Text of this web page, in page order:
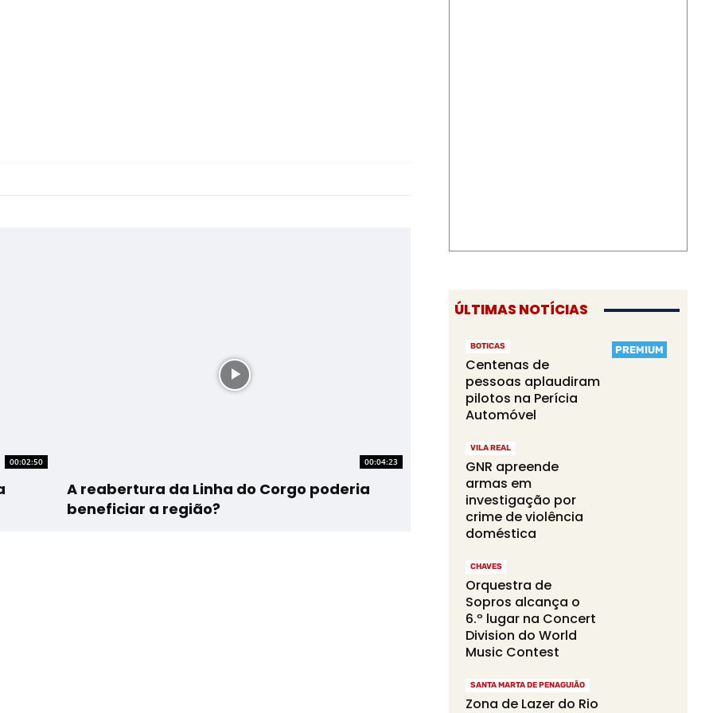
00:02:50 00:04:23
A reabertura da Linha do Corgo poderia
beneficiar a região?
ÚLTIMAS NOTÍCIAS
PREMIUM
BOTICAS
Centenas de
pessoas aplaudiram
pilotos na Perícia
Automóvel
VILA REAL
GNR apreende
armas em
investigação por
crime de violência
doméstica
CHAVES
Orquestra de
Sopros alcança o
6.º lugar na Concert
Division do World
Music Contest
SANTA MARTA DE PENAGUIÃO
Zona de Lazer do Rio